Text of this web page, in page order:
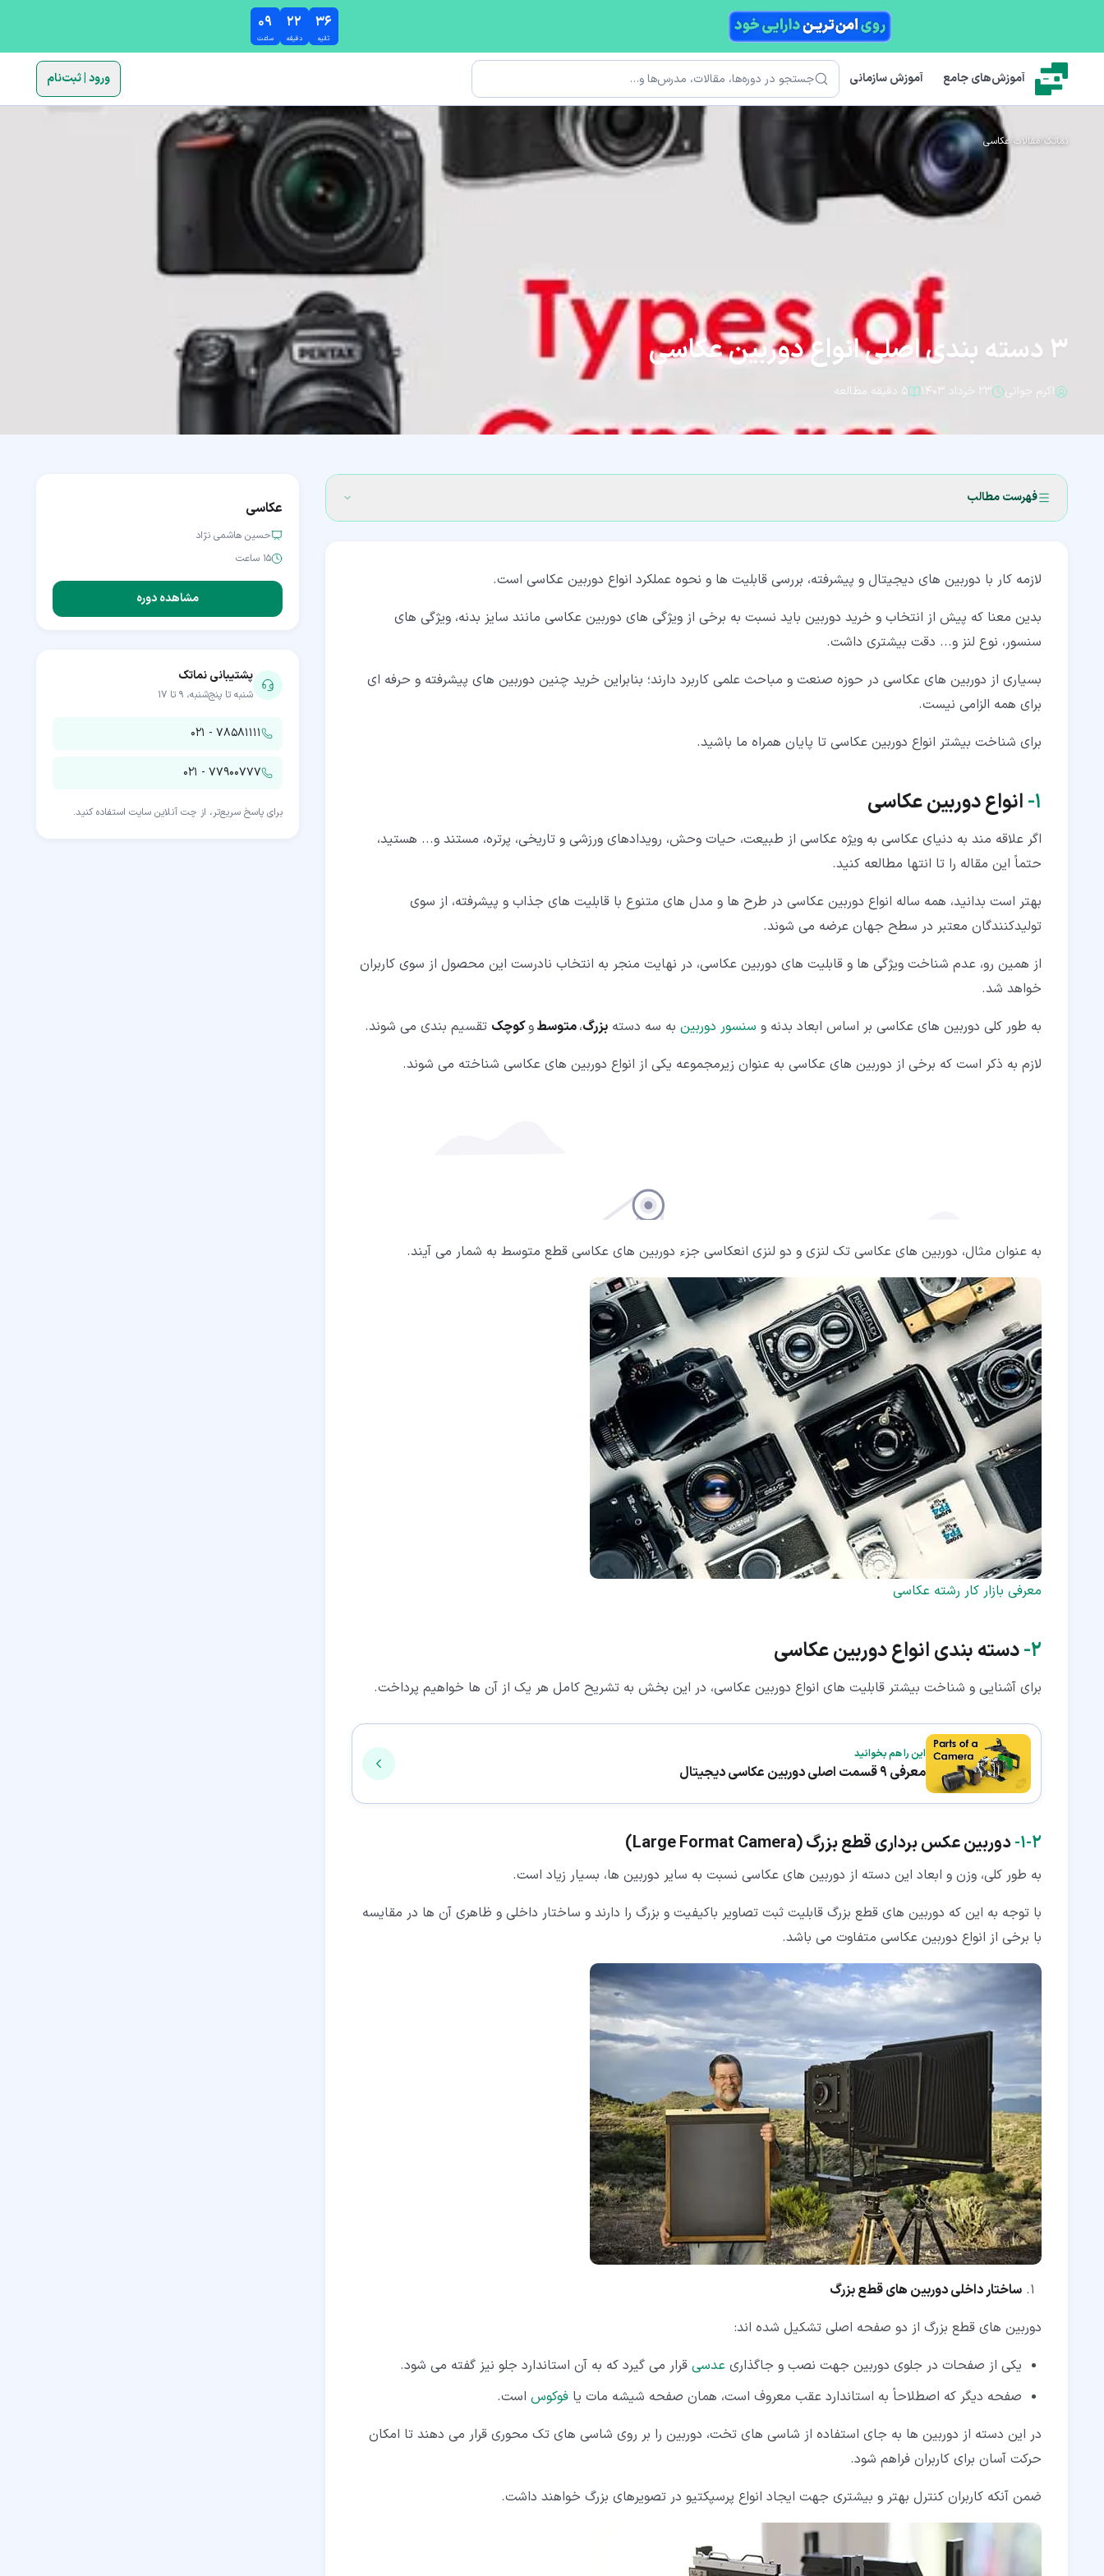
۰۹
ساعت
۲۲
دقیقه
۳۵
ثانیه
آموزش‌های جامع آموزش سازمانی جستجو ورود | ثبت‌نام
نماتک/مقالات/عکاسی
3 دسته بندی اصلی انواع دوربین عکاسی
اکرم جوانی ۲۳ خرداد ۱۴۰۳ ۵ دقیقه مطالعه
فهرست مطالب
۲‏- دسته بندی انواع دوربین عکاسی
۲‏-‏۱‏- دوربین عکس برداری قطع بزرگ (Large Format Camera)
۲‏-‏۲‏- دوربین عکس برداری قطع متوسط (Medium Format Camera)
۲‏-‏۳‏- دوربین عکاسی قطع کوچک (Small Format Camera)
لازمه کار با دوربین های دیجیتال و پیشرفته، بررسی قابلیت ها و نحوه عملکرد انواع دوربین عکاسی است.
بدین معنا که پیش از انتخاب و خرید دوربین باید نسبت به برخی از ویژگی های دوربین عکاسی مانند سایز بدنه، ویژگی های
سنسور، نوع لنز و... دقت بیشتری داشت.
بسیاری از دوربین های عکاسی در حوزه صنعت و مباحث علمی کاربرد دارند؛ بنابراین خرید چنین دوربین های پیشرفته و حرفه ای
برای همه الزامی نیست.
برای شناخت بیشتر انواع دوربین عکاسی تا پایان همراه ما باشید.
۱‏- انواع دوربین عکاسی
اگر علاقه مند به دنیای عکاسی به ویژه عکاسی از طبیعت، حیات وحش، رویدادهای ورزشی و تاریخی، پرتره، مستند و... هستید،
حتماً این مقاله را تا انتها مطالعه کنید.
بهتر است بدانید، همه ساله انواع دوربین عکاسی در طرح ها و مدل های متنوع با قابلیت های جذاب و پیشرفته، از سوی
تولیدکنندگان معتبر در سطح جهان عرضه می شوند.
از همین رو، عدم شناخت ویژگی ها و قابلیت های دوربین عکاسی، در نهایت منجر به انتخاب نادرست این محصول از سوی کاربران
خواهد شد.
به طور کلی دوربین های عکاسی بر اساس ابعاد بدنه و سنسور دوربین به سه دسته بزرگ،متوسطوکوچک تقسیم بندی می شوند.
لازم به ذکر است که برخی از دوربین های عکاسی به عنوان زیرمجموعه یکی از انواع دوربین های عکاسی شناخته می شوند.
به عنوان مثال، دوربین های عکاسی تک لنزی و دو لنزی انعکاسی جزء دوربین های عکاسی قطع متوسط به شمار می آیند.
معرفی بازار کار رشته عکاسی
۲‏- دسته بندی انواع دوربین عکاسی
برای آشنایی و شناخت بیشتر قابلیت های انواع دوربین عکاسی، در این بخش به تشریح کامل هر یک از آن ها خواهیم پرداخت.
این را هم بخوانید
معرفی 9 قسمت اصلی دوربین عکاسی دیجیتال
۲‏-‏۱‏- دوربین عکس برداری قطع بزرگ (Large Format Camera
)
به طور کلی، وزن و ابعاد این دسته از دوربین های عکاسی نسبت به سایر دوربین ها، بسیار زیاد است.
با توجه به این که دوربین های قطع بزرگ قابلیت ثبت تصاویر باکیفیت و بزرگ را دارند و ساختار داخلی و ظاهری آن ها در مقایسه
با برخی از انواع دوربین عکاسی متفاوت می باشد.
ساختار داخلی دوربین های قطع بزرگ
دوربین های قطع بزرگ از دو صفحه اصلی تشکیل شده اند:
یکی از صفحات در جلوی دوربین جهت نصب و جاگذاری عدسی قرار می گیرد که به آن استاندارد جلو نیز گفته می شود.
صفحه دیگر که اصطلاحاً به استاندارد عقب معروف است، همان صفحه شیشه مات یا فوکوس است.
در این دسته از دوربین ها به جای استفاده از شاسی های تخت، دوربین را بر روی شاسی های تک محوری قرار می دهند تا امکان
حرکت آسان برای کاربران فراهم شود.
ضمن آنکه کاربران کنترل بهتر و بیشتری جهت ایجاد انواع پرسپکتیو در تصویرهای بزرگ خواهند داشت.
عکاسی
حسین هاشمی نژاد
۱۵ ساعت
مشاهده دوره
پشتیبانی نماتک
شنبه تا پنج‌شنبه، ۹ تا ۱۷
۰۲۱ - ۷۸۵۸۱۱۱۱
۰۲۱ - ۷۷۹۰۰۷۷۷
برای پاسخ سریع‌تر، از چت آنلاین سایت استفاده کنید.